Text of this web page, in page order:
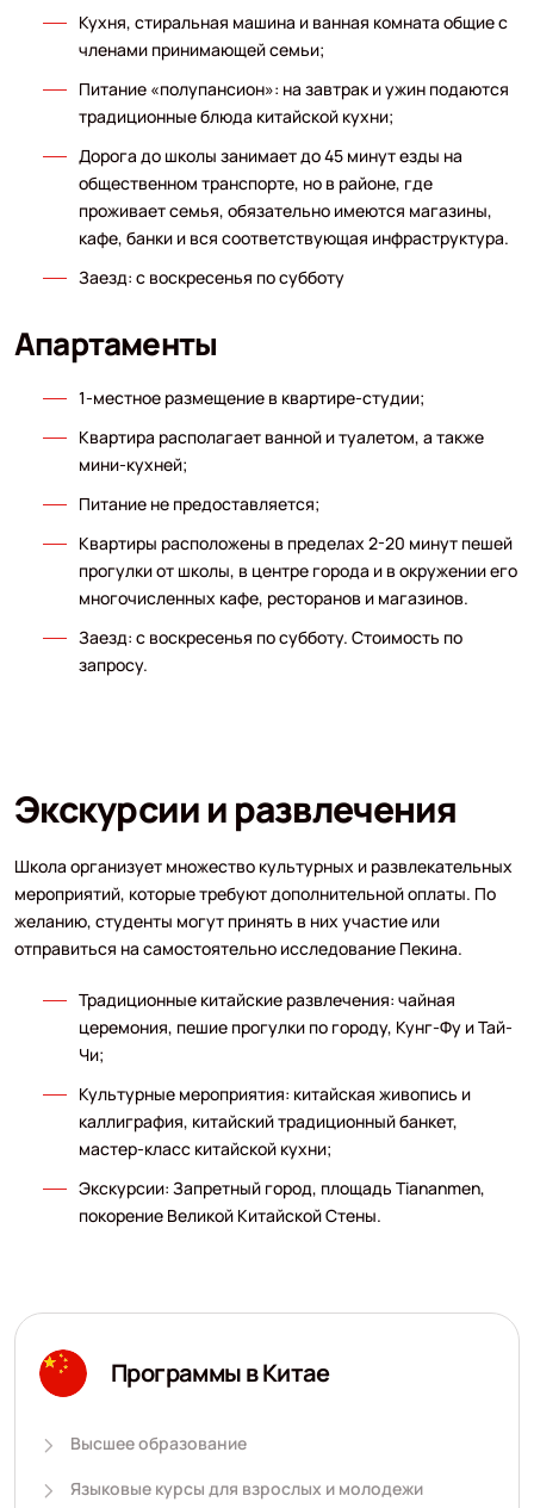
Кухня, стиральная машина и ванная комната общие с
членами принимающей семьи;
Питание «полупансион»: на завтрак и ужин подаются
традиционные блюда китайской кухни;
Дорога до школы занимает до 45 минут езды на
общественном транспорте, но в районе, где
проживает семья, обязательно имеются магазины,
кафе, банки и вся соответствующая инфраструктура.
Заезд: с воскресенья по субботу
Апартаменты
1-местное размещение в квартире-студии;
Квартира располагает ванной и туалетом, а также
мини-кухней;
Питание не предоставляется;
Квартиры расположены в пределах 2-20 минут пешей
прогулки от школы, в центре города и в окружении его
многочисленных кафе, ресторанов и магазинов.
Заезд: с воскресенья по субботу. Стоимость по
запросу.
Экскурсии и развлечения
Школа организует множество культурных и развлекательных
мероприятий, которые требуют дополнительной оплаты. По
желанию, студенты могут принять в них участие или
отправиться на самостоятельно исследование Пекина.
Традиционные китайские развлечения: чайная
церемония, пешие прогулки по городу, Кунг-Фу и Тай-
Чи;
Культурные мероприятия: китайская живопись и
каллиграфия, китайский традиционный банкет,
мастер-класс китайской кухни;
Экскурсии: Запретный город, площадь Tiananmen,
покорение Великой Китайской Стены.
Программы в Китае
Высшее образование
Языковые курсы для взрослых и молодежи